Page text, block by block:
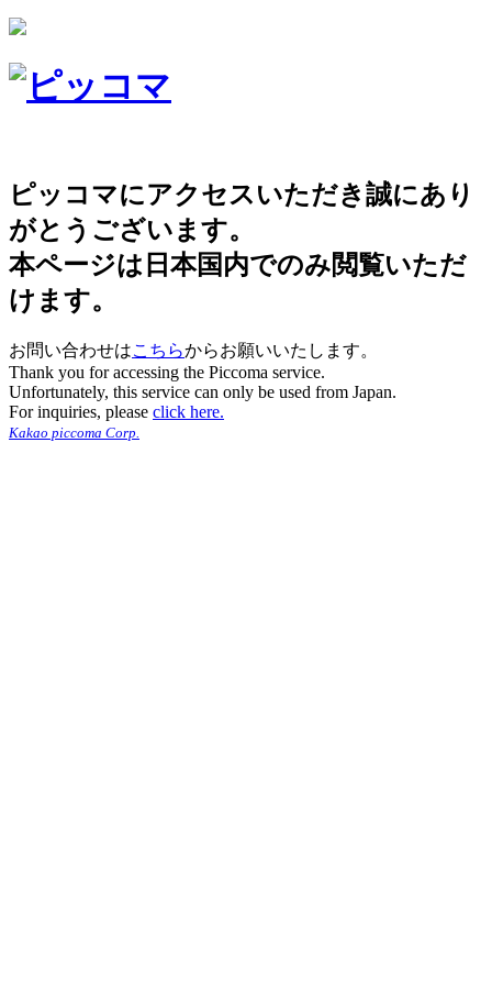
ピッコマにアクセスいただき誠にあり
がとうございます。
本ページは日本国内でのみ閲覧いただ
けます。
お問い合わせはこちらからお願いいたします。
Thank you for accessing the Piccoma service.
Unfortunately, this service can only be used from Japan.
For inquiries, please click here.
Kakao piccoma Corp.